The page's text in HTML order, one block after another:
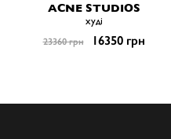
ACNE STUDIOS
худі
23360 грн 16350 грн